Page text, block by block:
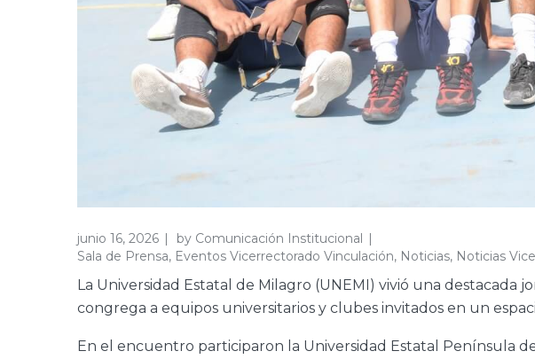
junio 16, 2026 by Comunicación Institucional
Sala de Prensa, Eventos Vicerrectorado Vinculación, Noticias, Noticias
La Universidad Estatal de Milagro (UNEMI) vivió una
congrega a equipos universitarios y clubes invitados en un
En el encuentro participaron la Universidad Estatal Península